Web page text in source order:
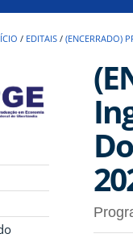
/ EDITAIS / (ENCERRADO)